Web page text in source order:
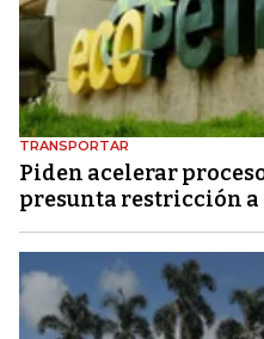
TRANSPORTAR
Piden acelerar
presunta restricción